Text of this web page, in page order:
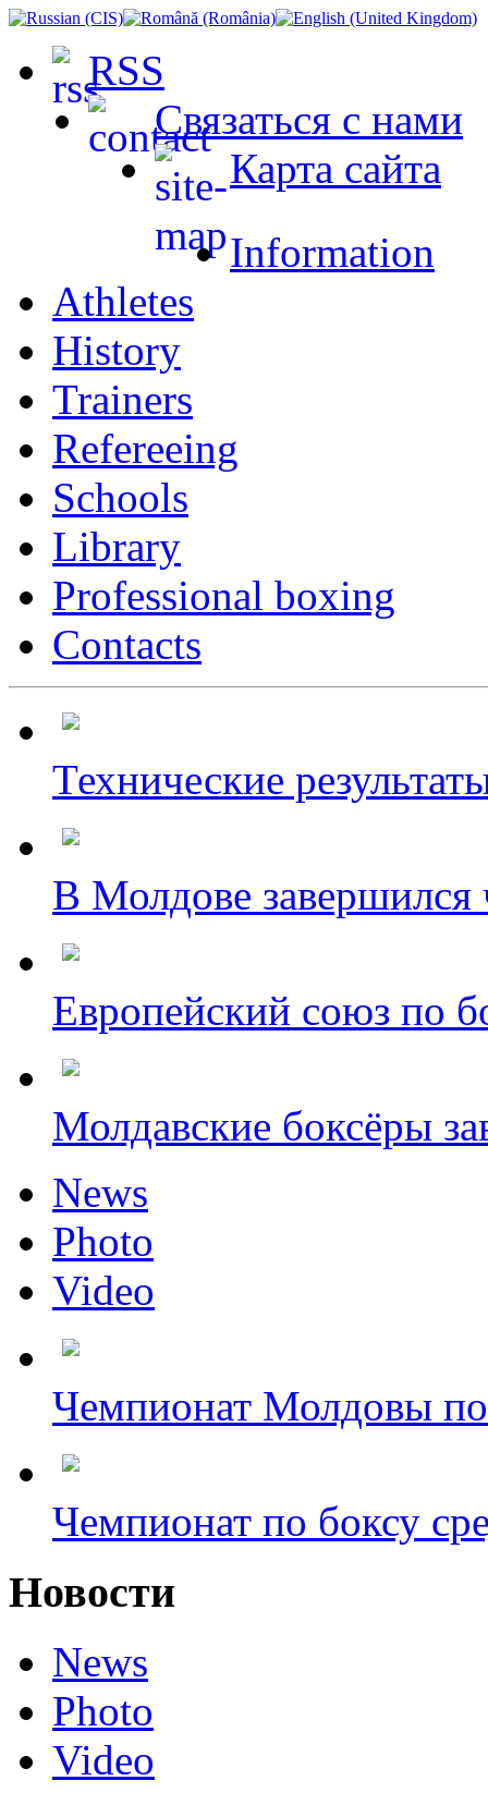
RSS
Связаться с нами
Карта сайта
Information
Athletes
History
Trainers
Refereeing
Schools
Library
Professional boxing
Contacts
Технические
В Молдове завершился
Европейский союз по
Молдавские боксёры
News
Photo
Video
Чемпионат Молдовы по
Чемпионат по боксу
Новости
News
Photo
Video